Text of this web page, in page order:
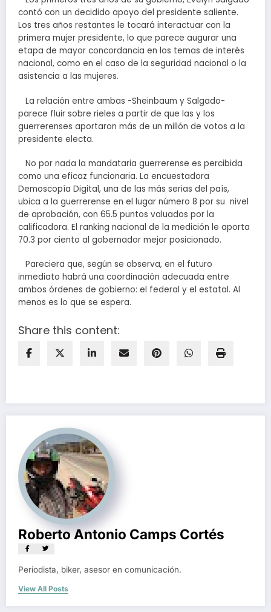
contó con un decidido apoyo del presidente saliente.
Los tres años restantes le tocará interactuar con la
primera mujer presidente, lo que parece augurar una
etapa de mayor concordancia en los temas de interés
nacional, como en el caso de la seguridad nacional o la
asistencia a las mujeres.
La relación entre ambas -Sheinbaum y Salgado-
parece fluir sobre rieles a partir de que las y los
guerrerenses aportaron más de un millón de votos a la
presidente electa.
No por nada la mandataria guerrerense es percibida
como una eficaz funcionaria. La encuestadora
Demoscopía Digital, una de las más serias del país,
ubica a la guerrerense en el lugar número 8 por su nivel
de aprobación, con 65.5 puntos valuados por la
calificadora. El ranking nacional de la medición le aporta
70.3 por ciento al gobernador mejor posicionado.
Pareciera que, según se observa, en el futuro
inmediato habrá una coordinación adecuada entre
ambos órdenes de gobierno: el federal y el estatal. Al
menos es lo que se espera.
Share this content:
Roberto Antonio Camps Cortés
Periodista, biker, asesor en comunicación.
View All Posts